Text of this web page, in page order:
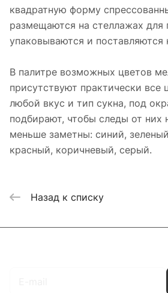
квадратную форму
размещаются на стеллажах для
упаковываются и поставляются
В палитре возможных цветов
присутствуют практически все
любой вкус и тип сукна, под
подбирают, чтобы следы от них
меньше заметны: синий,
красный, коричневый, серый.
Назад к списку